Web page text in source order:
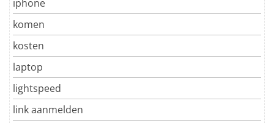
iphone
komen
kosten
laptop
lightspeed
link aanmelden